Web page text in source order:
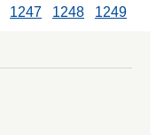
1247 1248 1249